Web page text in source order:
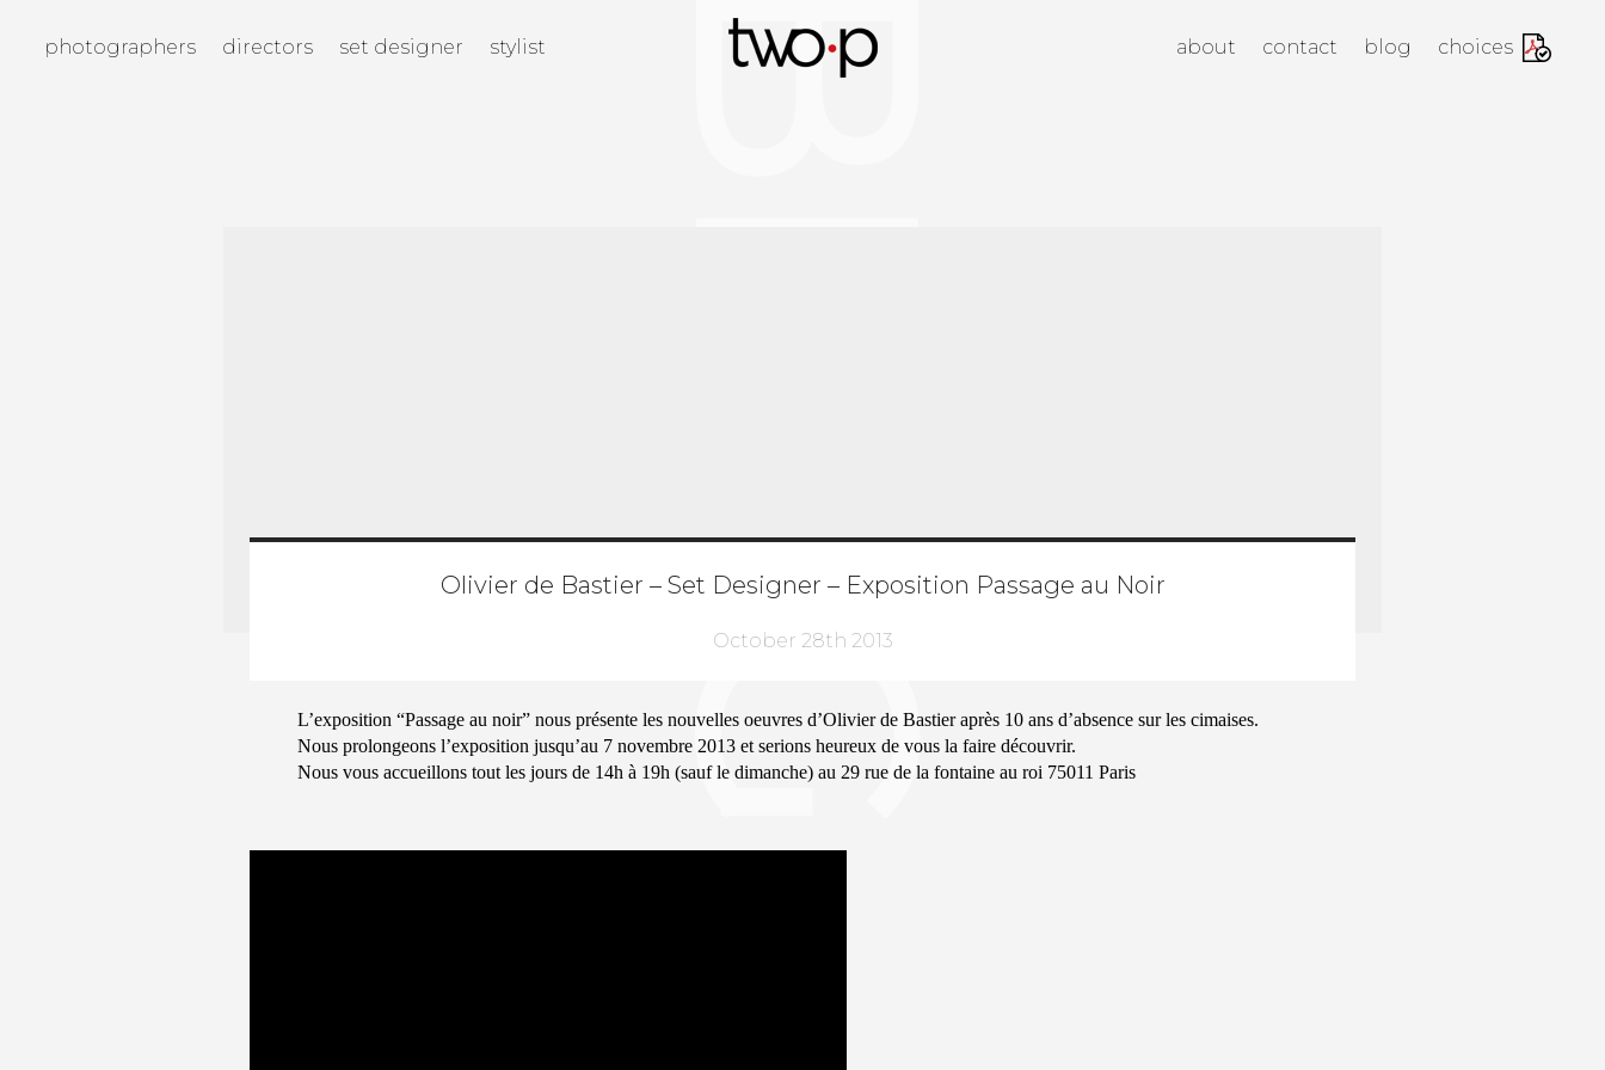
photographers
directors set designer stylist about contact blog choices
Olivier de Bastier – Set Designer – Exposition Passage au Noir
October 28th 2013
L’exposition “Passage au noir” nous présente les nouvelles oeuvres d’Olivier de Bastieraprès 10 ans d’absence sur les cimaises.
Nous prolongeons l’exposition jusqu’au 7 novembre 2013 et serions heureux de vous la faire découvrir.
Nous vous accueillons tout les jours de 14h à 19h (sauf le dimanche) au 29 rue de la fontaine au roi 75011 Paris
BLOG